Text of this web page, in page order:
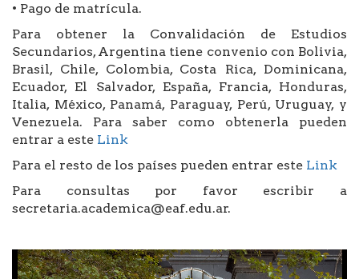
• Pago de matrícula.
Para obtener la Convalidación de Estudios
Secundarios, Argentina tiene convenio con Bolivia,
Brasil, Chile, Colombia, Costa Rica, Dominicana,
Ecuador, El Salvador, España, Francia, Honduras,
Italia, México, Panamá, Paraguay, Perú, Uruguay, y
Venezuela. Para saber como obtenerla pueden
entrar a este Link
Para el resto de los países pueden entrar este Link
Para consultas por favor escribir a
secretaria.academica@eaf.edu.ar.